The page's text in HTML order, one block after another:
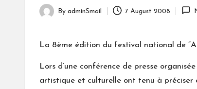
Posted
By adminSmail 7 August 2008
La 8ème édition du festival national de
Lors d’une conférence de presse
artistique et culturelle ont tenu à préciser